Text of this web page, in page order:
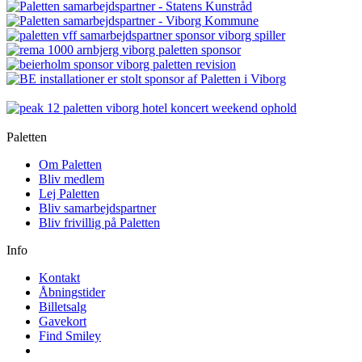
Paletten
Om Paletten
Bliv medlem
Lej Paletten
Bliv samarbejdspartner
Bliv frivillig på Paletten
Info
Kontakt
Åbningstider
Billetsalg
Gavekort
Find Smiley